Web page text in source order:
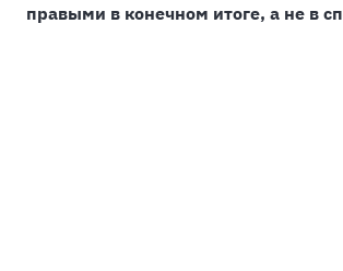
правыми в конечном итоге, а не в